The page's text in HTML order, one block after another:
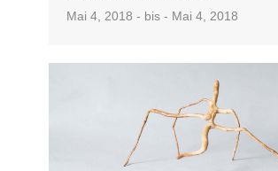
Mai 4, 2018 - bis - Mai 4, 2018